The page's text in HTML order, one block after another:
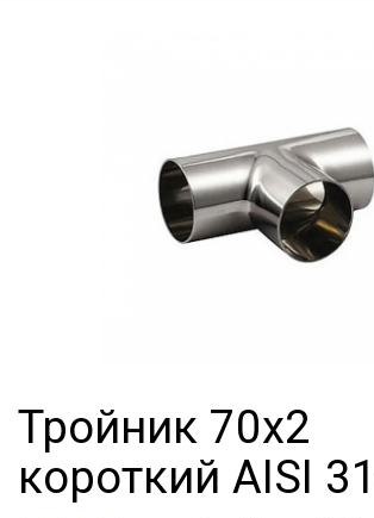
Тройник 70х2
короткий AISI